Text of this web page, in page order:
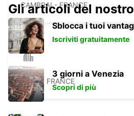
CAMBRAI - FRANCE
ROYE
ROYE - FRANCE
Gli articoli del
Sblocca i tuoi
Iscriviti gratuitamente
3 giorni a Venezia
Scopri di più